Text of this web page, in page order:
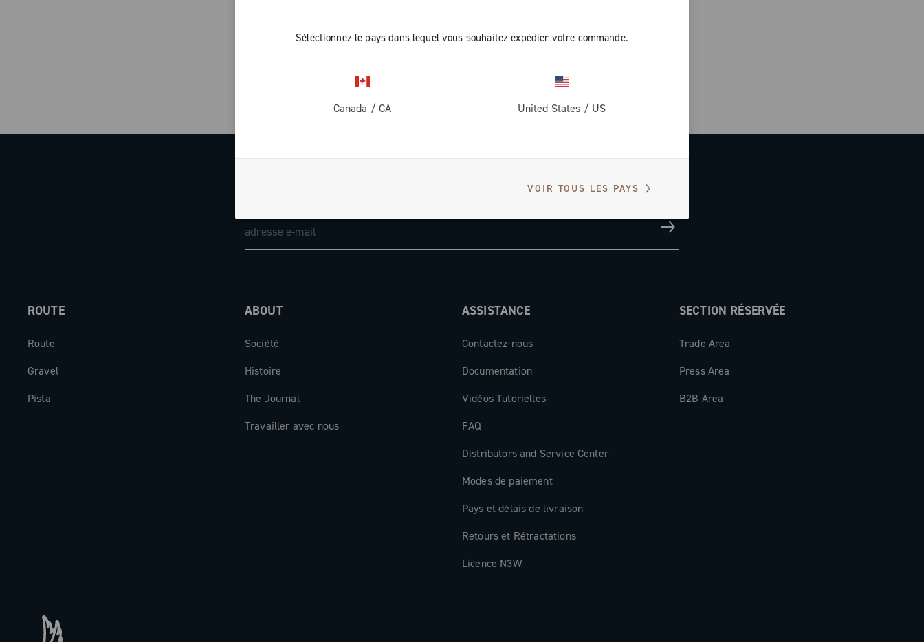
Sélectionnez le pays dans lequel vous souhaitez expédier votre commande.
Canada /CA United States / US
VOIR TOUS LES PAYS
ROUTE
Route
Gravel
Pista
ABOUT
Société
Histoire
The Journal
Travailler avec nous
ASSISTANCE
Contactez-nous
Documentation
Vidéos Tutorielles
FAQ
Distributors and Service Center
Modes de paiement
Pays et délais de livraison
Retours et Rétractations
Licence N3W
SECTION RÉSERVÉE
Trade Area
Press Area
B2B Area